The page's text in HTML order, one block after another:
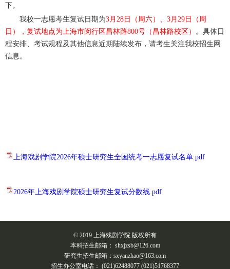
下。
我校一志愿考生复试日期为3月28日（周六）、3月29日（周
日），复试地点为上海市闵行区昌林路800号（昌林路校区） 。具体日
程安排、考试规程及其他信息近期陆续发布，请考生关注我校招生网
信息。
上海戏剧学院2026年硕士研究生全国统考一志愿复试名单.pdf
2026年上海戏剧学院硕士研究生复试分数线.pdf
© 2019 上海戏剧学院 版权所有
本科招生邮箱： shxjzsb@126.com
研究生招生邮箱：sxyanzhao@163.com
招生办公室电话： (021)62488077 (021)51768377